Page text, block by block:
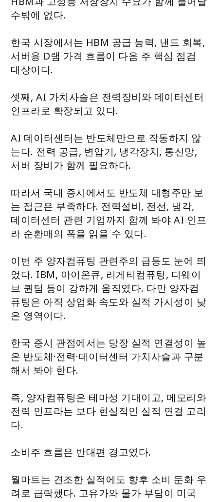
수밖에 없다.
한국 시장에서는 HBM 공급 능력, 낸드 회복,
서버용 D램 가격 흐름이 다음 주 핵심 점검
대상이다.
셋째, AI 가치사슬은 전력장비와 데이터센터
인프라로 확장되고 있다.
AI 데이터센터는 반도체만으로 작동하지 않
는다. 전력 공급, 변압기, 냉각장치, 통신망,
서버 장비가 함께 필요하다.
따라서 국내 증시에서도 반도체 대형주만 보
는 접근은 부족하다. 전력설비, 전선, 냉각,
데이터센터 관련 기업까지 함께 봐야 AI 인프
라 순환매의 폭을 읽을 수 있다.
이번 주 양자컴퓨팅 관련주의 급등도 눈에 띄
었다. IBM, 아이온큐, 리게티컴퓨팅, 디웨이
브 퀀텀 등이 강하게 움직였다. 다만 양자컴
퓨팅은 아직 상업화 속도와 실적 가시성이 낮
은 영역이다.
한국 증시 관점에서는 당장 실적 연결성이 높
은 반도체·전력·데이터센터 가치사슬과 구분
해서 봐야 한다.
즉, 양자컴퓨팅은 테마성 기대이고, 메모리와
전력 인프라는 보다 현실적인 실적 연결 고리
다.
소비주 흐름은 반대편 경고였다.
월마트는 견조한 실적에도 향후 소비 둔화 우
려로 급락했다. 고유가와 물가 부담이 미국